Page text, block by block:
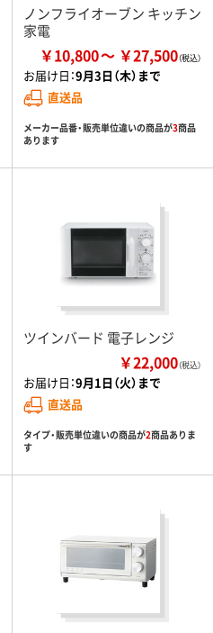
ノンフライオーブン キッチン
家電
￥10,800 ￥27,500
お届け日：9月3日（木）まで
直送品
メーカー品番・販売単位違いの商品が3商品
あります
ツインバード 電子レンジ
￥22,000（税込）
お届け日：9月1日（火）まで
直送品
タイプ・販売単位違いの商品が2商品ありま
す